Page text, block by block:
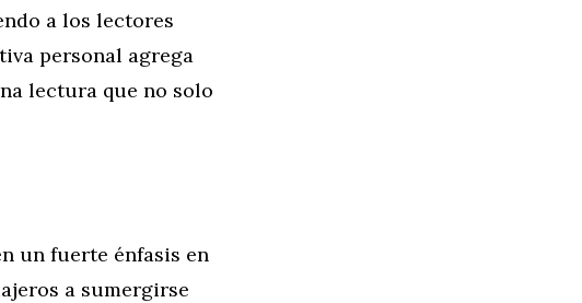
a los lectores
personal agrega
lectura que no solo
un fuerte énfasis en
a sumergirse